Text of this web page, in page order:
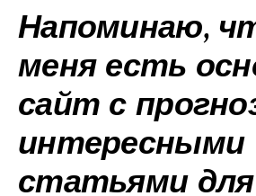
Напоминаю,
меня есть
сайт с
интересными
статьями для